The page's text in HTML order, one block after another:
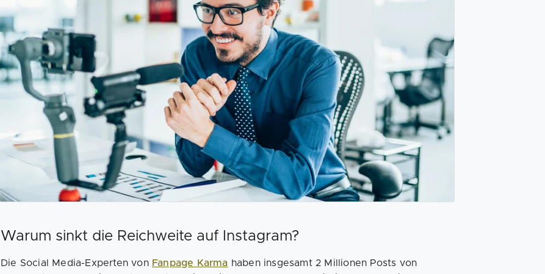
Warum sinkt die Reichweite auf Instagram?
Die Social Media-Experten von Fanpage Karma haben insgesamt 2 Millionen Posts von